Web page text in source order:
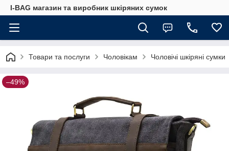
I-BAG магазин та виробник шкіряних сумок
Товари та послуги Чоловікам Чоловічі шкіряні сумки
–49%